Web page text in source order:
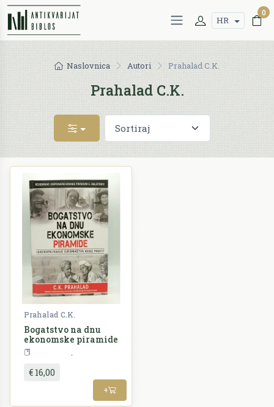
HR
0
Naslovnica Autori Prahalad C.K.
Prahalad C.K.
Prahalad C.K.
Bogatstvo na dnu
ekonomske piramide
€ 16,00
+